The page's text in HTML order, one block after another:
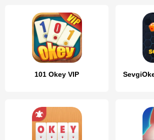
101 Okey VIP